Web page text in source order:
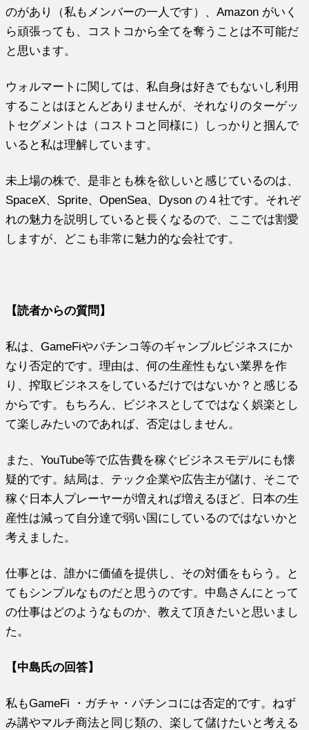
のがあり（私もメンバーの一人です）、Amazon がいく
ら頑張っても、コストコから全てを奪うことは不可能だ
と思います。
ウォルマートに関しては、私自身は好きでもないし利用
することはほとんどありませんが、それなりのターゲッ
トセグメントは（コストコと同様に）しっかりと掴んで
いると私は理解しています。
未上場の株で、是非とも株を欲しいと感じているのは、
SpaceX、Sprite、OpenSea、Dyson の４社です。それぞ
れの魅力を説明していると長くなるので、ここでは割愛
しますが、どこも非常に魅力的な会社です。
【読者からの質問】
私は、GameFiやパチンコ等のギャンブルビジネスにか
なり否定的です。理由は、何の生産性もない業界を作
り、搾取ビジネスをしているだけではないか？と感じる
からです。もちろん、ビジネスとしてではなく娯楽とし
て楽しみたいのであれば、否定はしません。
また、YouTube等で広告費を稼ぐビジネスモデルにも懐
疑的です。結局は、テック企業や広告主が儲け、そこで
稼ぐ日本人プレーヤーが増えれば増えるほど、日本の生
産性は減って自分達で弱い国にしているのではないかと
考えました。
仕事とは、誰かに価値を提供し、その対価をもらう。と
てもシンプルなものだと思うのです。中島さんにとって
の仕事はどのようなものか、教えて頂きたいと思いまし
た。
【中島氏の回答】
私もGameFi ・ガチャ・パチンコには否定的です。ねず
み講やマルチ商法と同じ類の、楽して儲けたいと考える